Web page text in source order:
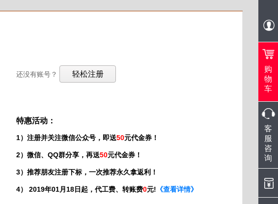
购
物
车
客
服
咨
询
微
信
在
线
客 扫
还没有账号？
特惠活动：
1）注册并关注微信公众号，即送50元代金券！
2）微信、QQ群分享，再送50元代金券！
3）推荐朋友注册下标，一次推荐永久拿返利！
4） 2019年01月18日起，代工费、转账费0元! 《查看详情》